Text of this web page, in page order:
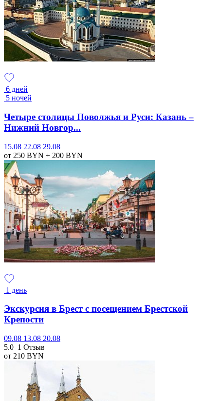
6 дней
5 ночей
Четыре столицы Поволжья и Руси: Казань –
Нижний Новгор...
15.08 22.08 29.08
от 250 BYN + 200 BYN
1 день
Экскурсия в Брест с посещением Брестской
Крепости
09.08 13.08 20.08
5.0 1 Отзыв
от 210 BYN